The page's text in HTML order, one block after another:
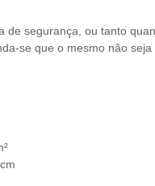
de segurança, ou tanto
se que o mesmo não